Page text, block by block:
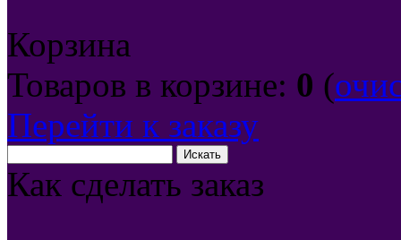
Корзина
Товаров в корзине: 0 (
Перейти к заказу
Как сделать заказ